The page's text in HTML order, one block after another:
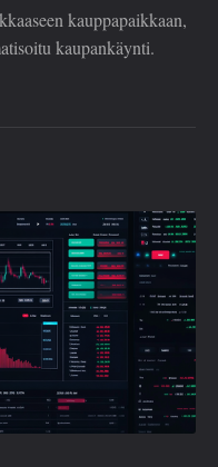
kauppapaikkaan,
kaupankäynti.